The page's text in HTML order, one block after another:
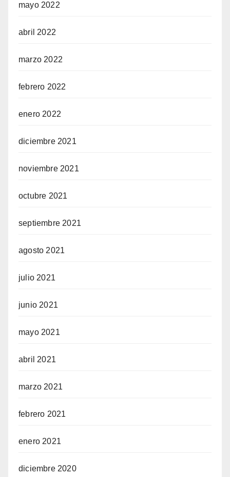
mayo 2022
abril 2022
marzo 2022
febrero 2022
enero 2022
diciembre 2021
noviembre 2021
octubre 2021
septiembre 2021
agosto 2021
julio 2021
junio 2021
mayo 2021
abril 2021
marzo 2021
febrero 2021
enero 2021
diciembre 2020